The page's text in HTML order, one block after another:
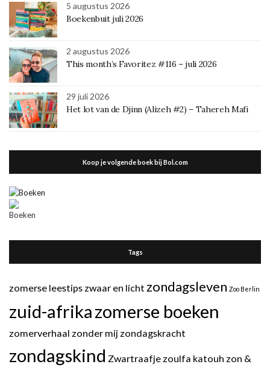
5 augustus 2026
Boekenbuit juli 2026
2 augustus 2026
This month’s Favoritez #116 – juli 2026
29 juli 2026
Het lot van de Djinn (Alizeh #2) – Tahereh Mafi
Koop je volgende boek bij Bol.com
Tags
zomerse leestips zwaar en licht zondagsleven Zoo Berlin
zuid-afrikazomerse boeken
zomerverhaal zonder mij zondagskracht
zondagskind Zwartraafje zoulfa katouh zon &